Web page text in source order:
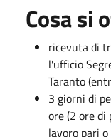
Cosa si
ricevuta di
l'ufficio
Taranto
3 giorni di
ore (2 ore di
lavoro pari